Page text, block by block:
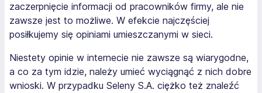
zaczerpnięcie informacji od pracowników firmy, ale nie
zawsze jest to możliwe. W efekcie najczęściej
posiłkujemy się opiniami umieszczanymi w sieci.
Niestety opinie w internecie nie zawsze są wiarygodne,
a co za tym idzie, należy umieć wyciągnąć z nich dobre
wnioski. W przypadku Seleny S.A. ciężko też znaleźć